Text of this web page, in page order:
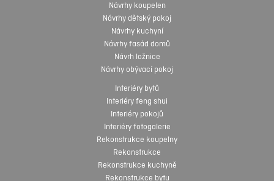
Návrhy koupelen
Návrhy dětský pokoj
Návrhy kuchyní
Návrhy fasád domů
Návrh ložnice
Návrhy obývací pokoj
Interiéry bytů
Interiéry feng shui
Interiéry pokojů
Interiéry fotogalerie
Rekonstrukce koupelny
Rekonstrukce
Rekonstrukce kuchyně
Rekonstrukce bytu